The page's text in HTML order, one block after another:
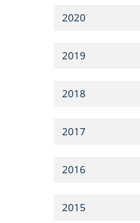
2020
2019
2018
2017
2016
2015